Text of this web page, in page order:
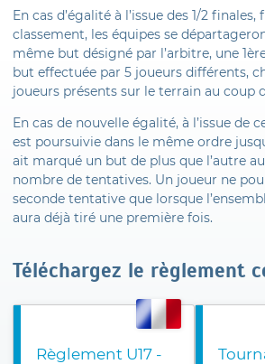
En cas d’égalité à l’issue des 1/2
classement, les équipes se
même but désigné par l’arbitre, une
but effectuée par 5 joueurs différents,
joueurs présents sur le terrain au coup
En cas de nouvelle égalité, à l’issue de
est poursuivie dans le même ordre
ait marqué un but de plus que l’autre
nombre de tentatives. Un joueur ne
seconde tentative que lorsque
aura déjà tiré une première fois.
Téléchargez le règlement
Règlement U17 -